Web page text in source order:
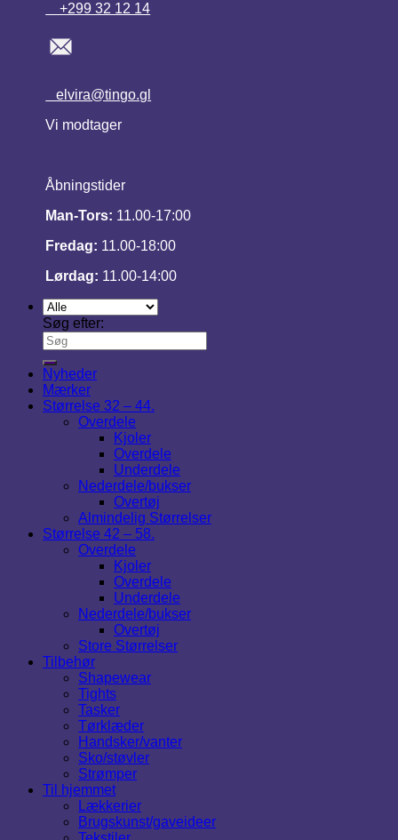
+299 32 12 14
elvira@tingo.gl
Vi modtager
Åbningstider
Man-Tors: 11.00-17:00
Fredag: 11.00-18:00
Lørdag: 11.00-14:00
Søg efter:
Nyheder
Mærker
Størrelse 32 – 44.
Overdele
Kjoler
Overdele
Underdele
Nederdele/bukser
Overtøj
Almindelig Størrelser
Størrelse 42 – 58.
Overdele
Kjoler
Overdele
Underdele
Nederdele/bukser
Overtøj
Store Størrelser
Tilbehør
Shapewear
Tights
Tasker
Tørklæder
Handsker/vanter
Sko/støvler
Strømper
Til hjemmet
Lækkerier
Brugskunst/gaveideer